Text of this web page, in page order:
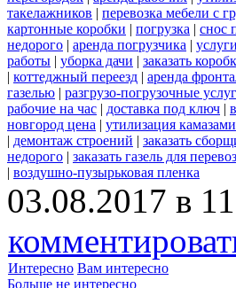
такелажников | перевозка мебели с
картонные коробки | погрузка | снос
недорого | аренда погрузчика |
работы | уборка дачи | заказать
| коттеджный переезд | аренда
газелью | разгрузо-погрузочные
рабочие на час | доставка под ключ |
новгород цена | утилизация камазами
| демонтаж строений | заказать
недорого | заказать газель для
| воздушно-пузырьковая пленка
03.08.2017 в
Интересно Вам интересно
Больше не интересно